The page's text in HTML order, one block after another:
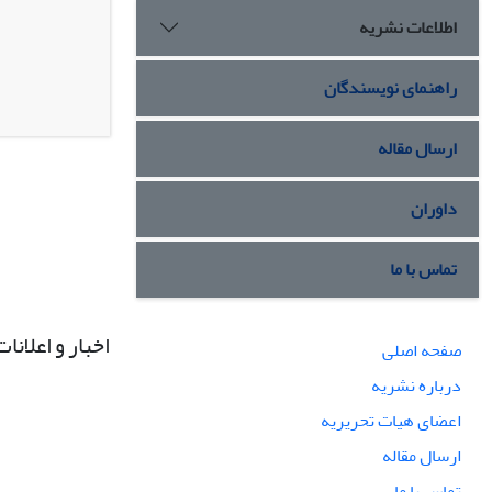
اطلاعات نشریه
راهنمای نویسندگان
ارسال مقاله
داوران
تماس با ما
صفحه اصلی
درباره نشریه
اعضای هیات تحریریه
ارسال مقاله
اخبار و